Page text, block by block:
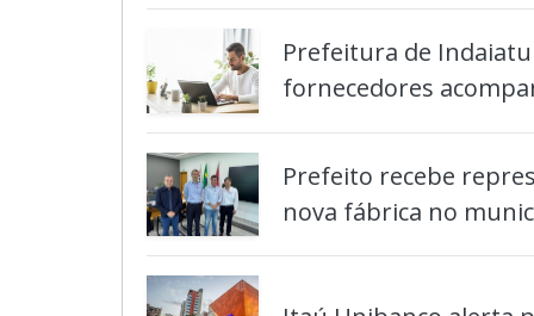
Prefeitura de
fornecedores
Prefeito recebe
nova fábrica no